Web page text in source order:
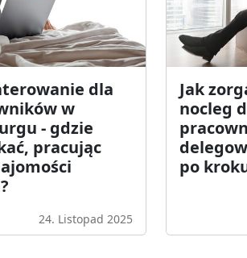
dla
w
- gdzie
pracując
24. Listopad 2025
Jak
nocleg
po